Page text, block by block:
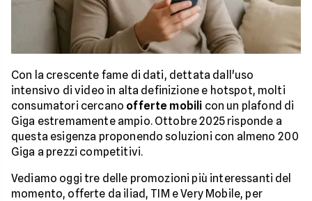
Con la crescente fame di dati, dettata dall'uso
intensivo di video in alta definizione e hotspot, molti
consumatori cercano offerte mobili con un plafond di
Giga estremamente ampio. Ottobre 2025 risponde a
questa esigenza proponendo soluzioni con almeno 200
Giga a prezzi competitivi.
Vediamo oggi tre delle promozioni più interessanti del
momento, offerte da iliad, TIM e Very Mobile, per